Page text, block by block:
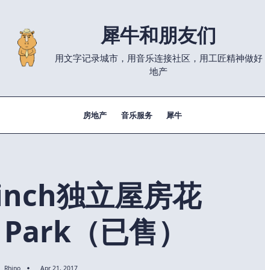
犀牛和朋友们
用文字记录城市，用音乐连接社区，用工匠精神做好
地产
房地产 音乐服务 犀牛
独立屋房花
（已售）
Rhino Apr 21, 2017